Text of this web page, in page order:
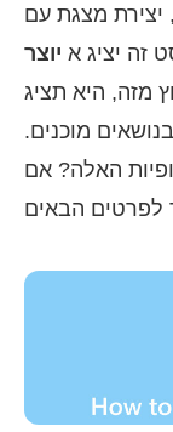
יצירת מצגת עם
זה יציג א יוצר
מזה, היא תציג
מוכנים.
האלה? אם